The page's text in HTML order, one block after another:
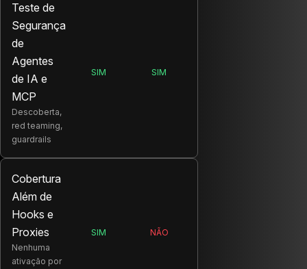
Teste de
Segurança
de
Agentes
de IA e
MCP
Descoberta,
red teaming,
guardrails
SALT:
SIM
AKTO:
SIM
Cobertura
Além de
Hooks e
Proxies
Nenhuma
ativação por
SALT:
SIM
AKTO:
NÃO